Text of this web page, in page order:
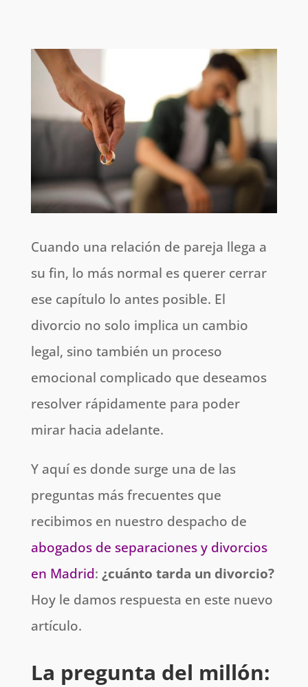
Cuando una relación de pareja llega a
su fin, lo más normal es querer cerrar
ese capítulo lo antes posible. El
divorcio no solo implica un cambio
legal, sino también un proceso
emocional complicado que deseamos
resolver rápidamente para poder
mirar hacia adelante.
Y aquí es donde surge una de las
preguntas más frecuentes que
recibimos en nuestro despacho de
abogados de separaciones y divorcios
en Madrid: ¿cuánto tarda un divorcio?
Hoy le damos respuesta en este nuevo
artículo.
La pregunta del millón: